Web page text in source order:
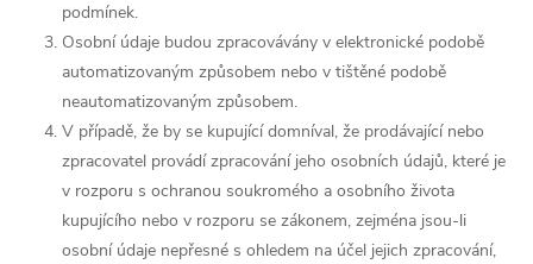
podmínek.
Osobní údaje budou zpracovávány v elektronické podobě
automatizovaným způsobem nebo v tištěné podobě
neautomatizovaným způsobem.
V případě, že by se kupující domníval, že prodávající nebo
zpracovatel provádí zpracování jeho osobních údajů, které je
v rozporu s ochranou soukromého a osobního života
kupujícího nebo v rozporu se zákonem, zejména jsou-li
osobní údaje nepřesné s ohledem na účel jejich zpracování,